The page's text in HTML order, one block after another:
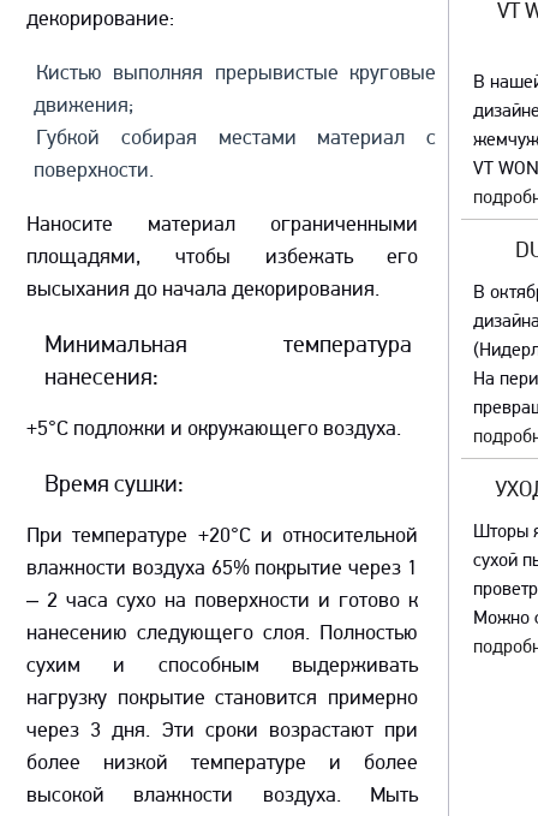
декорирование:
Кистью выполняя прерывистые круговые
движения;
Губкой собирая местами материал с
поверхности.
Наносите материал ограниченными
площадями, чтобы избежать его
высыхания до начала декорирования.
Минимальная температура
нанесения:
+5°С подложки и окружающего воздуха.
Время сушки:
При температуре +20°С и относительной
влажности воздуха 65% покрытие через 1
– 2 часа сухо на поверхности и готово к
нанесению следующего слоя. Полностью
сухим и способным выдерживать
нагрузку покрытие становится примерно
через 3 дня. Эти сроки возрастают при
более низкой температуре и более
высокой влажности воздуха. Мыть
VT
В
VT
В
На
Шторы
сухой
Можно